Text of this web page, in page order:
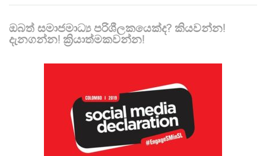
ඔබත් සමාජමාධ්‍ය පරිශීලකයෙක්ද? කියවන්න!
දැනගන්න! ක්‍රියාත්මකවන්න!